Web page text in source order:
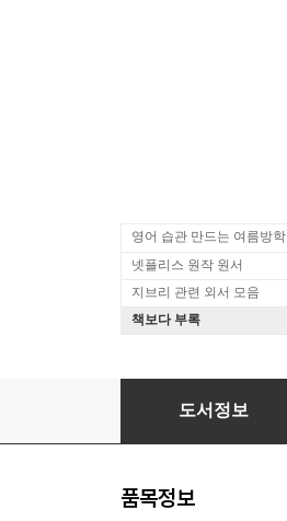
영어 습관 만드는 여름방학
넷플리스 원작 원서
지브리 관련 외서 모음
책보다 부록
도서정보
품목정보